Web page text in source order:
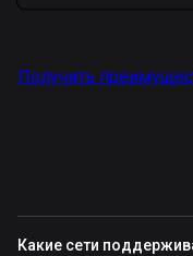
Получить
Какие сети